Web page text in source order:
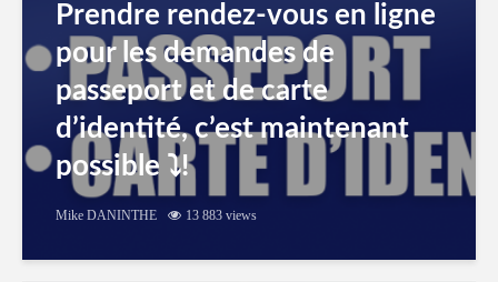
Prendre rendez-vous en ligne
pour les demandes de
passeport et de carte
d’identité, c’est maintenant
possible ⤵️!
Mike DANINTHE 13 883 views